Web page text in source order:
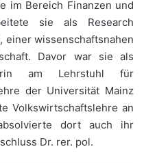
im Bereich Finanzen und
sie als Research
einer wissenschaftsnahen
Davor war sie als
am Lehrstuhl für
der Universität Mainz
Volkswirtschaftslehre an
dort auch ihr
Dr. rer. pol.